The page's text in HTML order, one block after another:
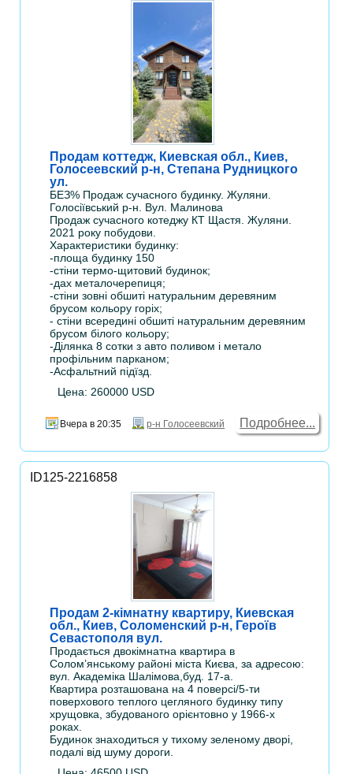
Продам коттедж, Киевская обл., Киев,
Голосеевский р-н, Степана Рудницкого
ул.
БЕЗ% Продаж сучасного будинку. Жуляни.
Голосіївський р-н. Вул. Малинова
Продаж сучасного котеджу КТ Щастя. Жуляни.
2021 року побудови.
Характеристики будинку:
-площа будинку 150
-стіни термо-щитовий будинок;
-дах металочерепиця;
-стіни зовні обшиті натуральним деревяним
брусом кольору горіх;
- стіни всередині обшиті натуральним деревяним
брусом білого кольору;
-Ділянка 8 сотки з авто поливом і метало
профільним парканом;
-Асфальтний підїзд.
Цена: 260000 USD
Вчера в 20:35 р-н Голосеевский Подробнее...
ID125-2216858
Продам 2-кімнатну квартиру, Киевская
обл., Киев, Соломенский р-н, Героїв
Севастополя вул.
Продається двокімнатна квартира в
Солом’янському районі міста Києва, за адресою:
вул. Академіка Шалімова,буд. 17-а.
Квартира розташована на 4 поверсі/5-ти
поверхового теплого цегляного будинку типу
хрущовка, збудованого орієнтовно у 1966-х
роках.
Будинок знаходиться у тихому зеленому дворі,
подалі від шуму дороги.